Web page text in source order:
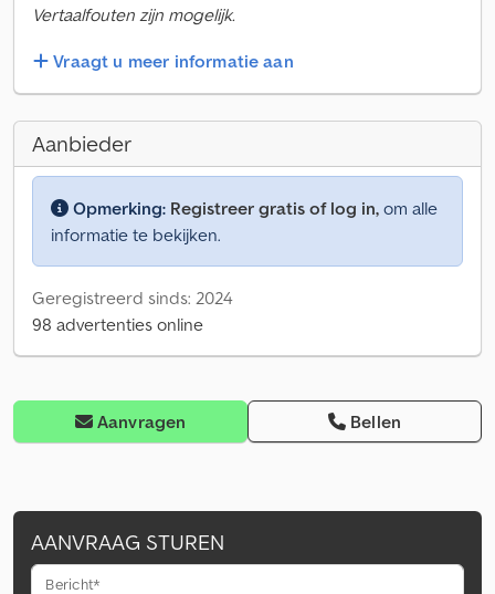
Vertaalfouten zijn mogelijk.
Vraagt u meer informatie aan
Aanbieder
Opmerking: Registreer gratis of log in, om alle
informatie te bekijken.
Geregistreerd sinds: 2024
98 advertenties online
Aanvragen Bellen
AANVRAAG STUREN
Bericht*